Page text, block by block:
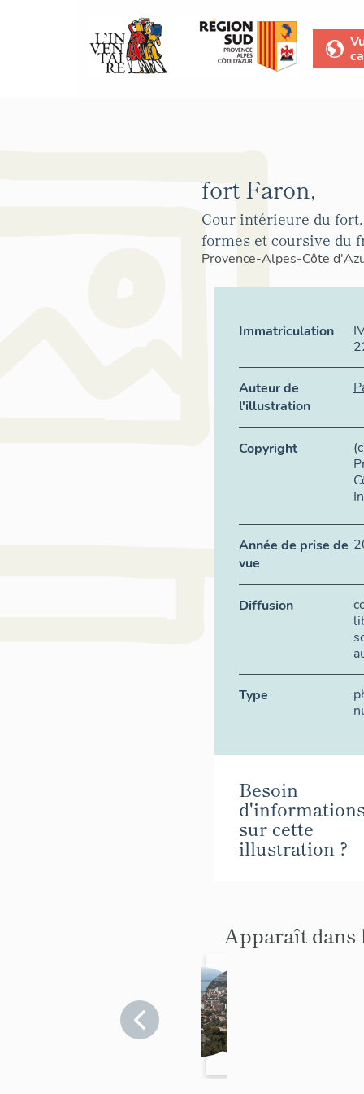
fort Faron,
Cour intérieure du
formes et coursive du
Provence-Alpes-Côte
Immatriculation
Auteur de
l'illustration
Copyright
Année de prise de
vue
Diffusion
Type
Besoin
sur cette
illustration ?
Apparaît dans